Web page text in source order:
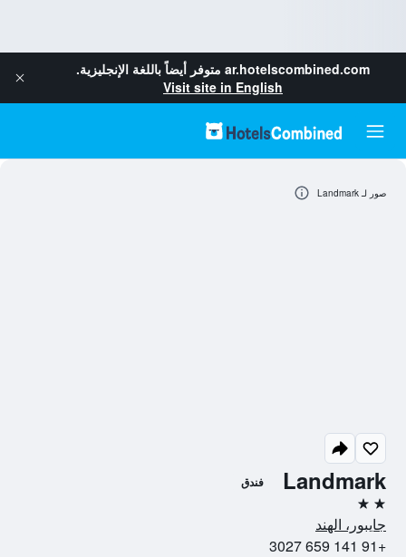
ar.hotelscombined.com متوفر أيضاً باللغة الإنجليزية.
Visit site in English
Landmark فندق
2 نجمتين
جايبور، الهند
+91 141 659 3027
صور لـ Landmark